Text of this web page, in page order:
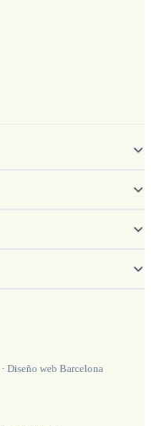
· Diseño web Barcelona